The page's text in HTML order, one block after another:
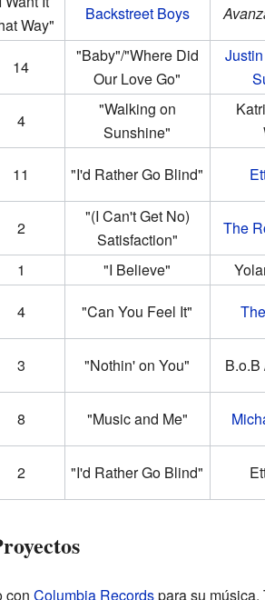
Way"
Backstreet Boys
14
"Baby"/"Where Did
Our Love Go"
4
"Walking on
Sunshine"
11 "I'd Rather Go Blind"
2
"(I Can't Get No)
Satisfaction"
The
1 "I Believe"
4 "Can You Feel It"
3 "Nothin' on You" B.o.B
8 "Music and Me"
2 "I'd Rather Go Blind"
con Columbia Recordspara su música.